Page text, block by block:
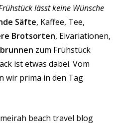
lässt keine Wünsche
Säfte, Kaffee, Tee,
Brotsorten, Eivariationen,
zum Frühstück
ist etwas dabei. Vom
wir prima in den Tag